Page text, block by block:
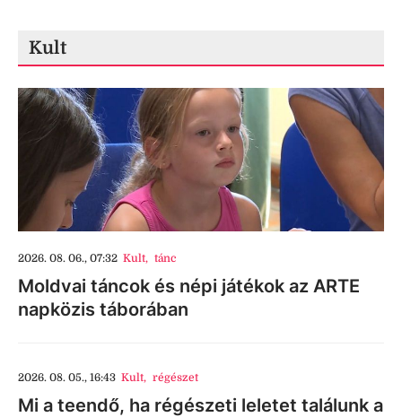
Kult
2026. 08. 06., 07:32 Kult, tánc
Moldvai táncok és népi játékok az ARTE
napközis táborában
2026. 08. 05., 16:43 Kult, régészet
Mi a teendő, ha régészeti leletet találunk a